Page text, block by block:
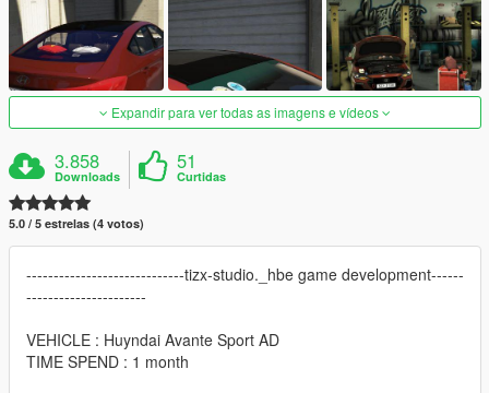
Expandir para ver todas as imagens e vídeos
3.858
Downloads
51
Curtidas
5.0 / 5 estrelas (4 votos)
-----------------------------tizx-studio._hbe game development------
----------------------
VEHICLE : Huyndai Avante Sport AD
TIME SPEND : 1 month